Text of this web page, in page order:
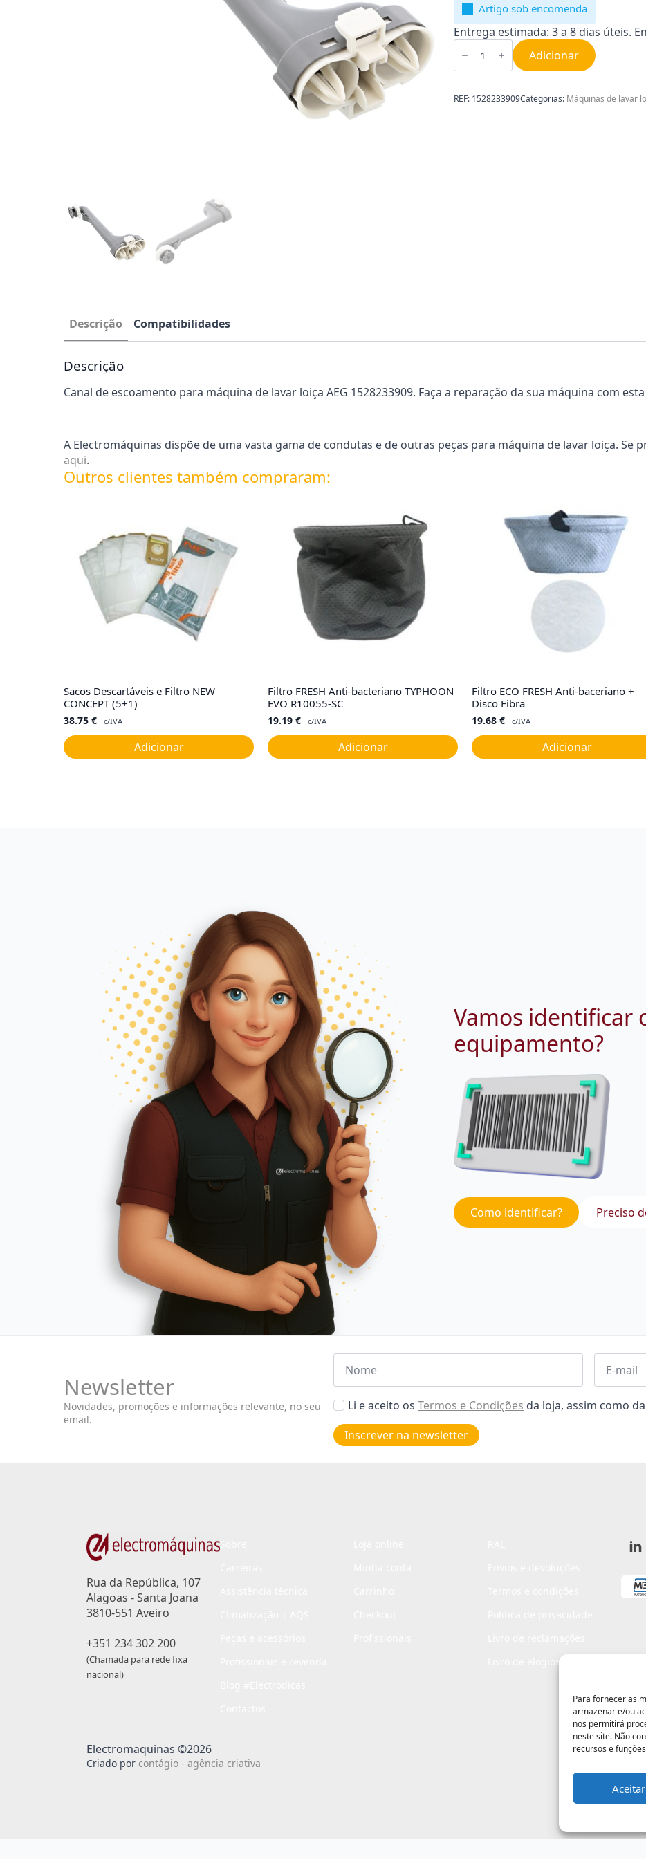
Para fornecer as
armazenar e/ou
nos permitirá
neste site. Não
recursos e
Aceitar
Artigo sob encomenda
Entrega estimada: 3 a 8 dias úteis.
Quantidade
de
para
de
lavar
Adicionar
REF: 1528233909Categorias: Máquinas de lavar
Descrição Compatibilidades
Descrição
Canal de escoamento para máquina de lavar loiça AEG 1528233909. Faça a reparação da sua máquina com
A Electromáquinas dispõe de uma vasta gama de condutas e de outras peças para máquina de lavar loiça. Se
aqui.
Outros clientes também compraram:
Sacos Descartáveis e Filtro NEW
CONCEPT (5+1)
38.75 € c/IVA
Adicionar
Filtro FRESH Anti-bacteriano TYPHOON
EVO R10055-SC
19.19 € c/IVA
Adicionar
Filtro ECO FRESH Anti-baceriano +
Disco Fibra
19.68 € c/IVA
Adicionar
Vamos identificar
equipamento?
Como identificar? Preciso
Newsletter
Novidades, promoções e informações relevante, no seu
email.
Nome Email
Aceitar
de
privacidade
Li e aceito os Termos e Condições da loja, assim como da
Inscrever na newsletter
Rua da República, 107
Alagoas - Santa Joana
3810-551 Aveiro
+351 234 302 200
(Chamada para rede fixa
nacional)
Livro de elogios
Electromaquinas ©2026
Criado por contágio - agência criativa